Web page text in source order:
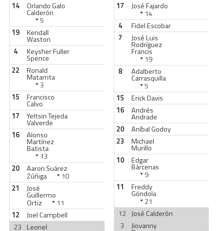
14
Orlando Galo
Calderón
5
19
Kendall
Waston
4
Keysher Fuller
Spence
22
Ronald
Matarrita
3
15
Francisco
Calvo
17
Yeltsin Tejeda
Valverde
16
Alonso
Martínez
Batista
13
20
Aaron Suárez
Zúñiga
10
21
José
Guillermo
Ortiz
11
12
Joel Campbell
23 Leonel
17
José Fajardo
14
4
Fidel Escobar
7
José Luis
Rodríguez
Francis
19
8
Adalberto
Carrasquilla
5
15
Erick Davis
16
Andrés
Andrade
20
Aníbal Godoy
23
Michael
Murillo
10
Edgar
Bárcenas
9
11
Freddy
Góndola
21
12 José Calderón
3
Jiovanny